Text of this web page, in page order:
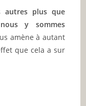
autres plus que
y sommes
amène à autant
que cela a sur